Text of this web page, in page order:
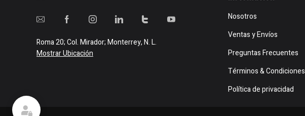
Roma 20; Col. Mirador; Monterrey, N. L.
Mostrar Ubicación
Nosotros
Ventas y Envíos
Preguntas Frecuentes
Términos & Condiciones
Política de privacidad